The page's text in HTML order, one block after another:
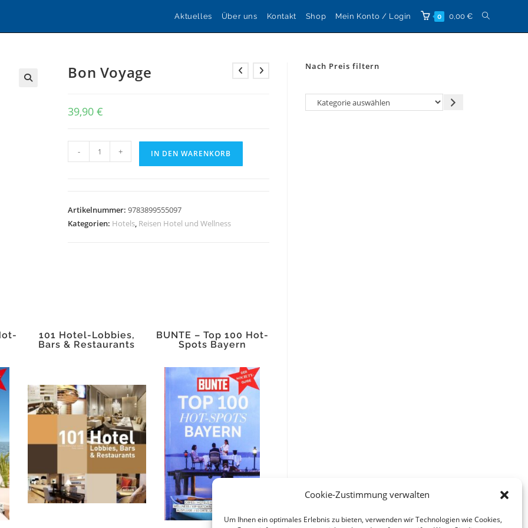
Cookie-Zustimmung verwalten
Um Ihnen ein optimales Erlebnis zu bieten, verwenden wir Technologien wie Cookies,
Aktuelles Über uns Kontakt Shop Mein Konto / Login 0 0,00 € Website-
Bon Voyage
39,90€
Voyage
- + IN DEN WARENKORB
Artikelnummer:9783899555097
Kategorien: Hotels, Reisen Hotel und Wellness
101 Hotel-Lobbies,
Bars & Restaurants
BUNTE – Top 100 Hot-
Spots Bayern
Nach Preis filtern
Kategorie